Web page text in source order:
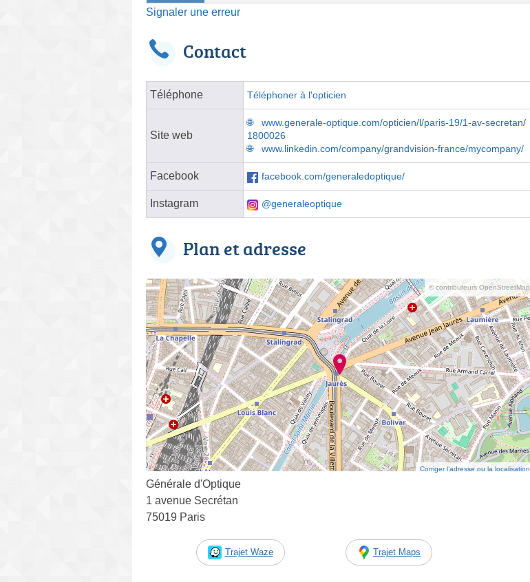
Signaler une erreur
Contact
Téléphone Téléphoner à l'opticien
Site web
www.generale-optique.com/opticien/l/paris-19/1-av-secretan/
1800026
www.linkedin.com/company/grandvision-france/mycompany/
Facebook facebook.com/generaledoptique/
Instagram @generaleoptique
Plan et adresse
© contributeurs OpenStreetMap
Corriger l’adresse ou la localisation
Générale d'Optique
1 avenue Secrétan
75019 Paris
Trajet Waze Trajet Maps